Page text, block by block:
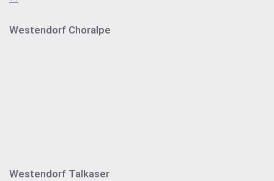
Westendorf Choralpe
Westendorf Talkaser